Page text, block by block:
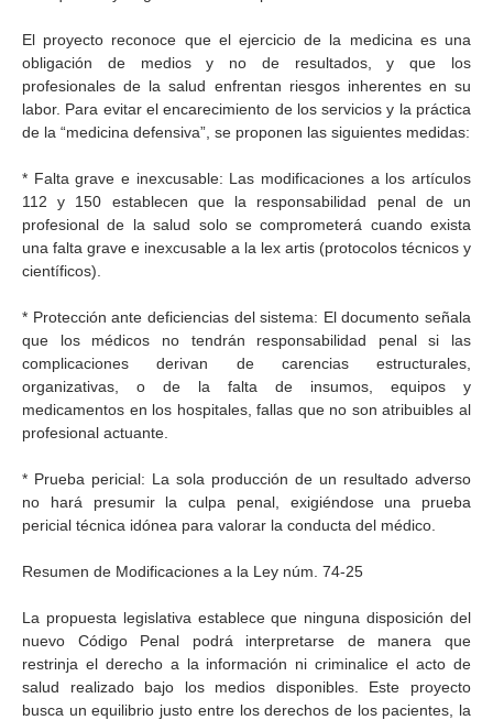
El proyecto reconoce que el ejercicio de la medicina es una
obligación de medios y no de resultados, y que los
profesionales de la salud enfrentan riesgos inherentes en su
labor. Para evitar el encarecimiento de los servicios y la práctica
de la “medicina defensiva”, se proponen las siguientes medidas:
* Falta grave e inexcusable: Las modificaciones a los artículos
112 y 150 establecen que la responsabilidad penal de un
profesional de la salud solo se comprometerá cuando exista
una falta grave e inexcusable a la lex artis (protocolos técnicos y
científicos).
* Protección ante deficiencias del sistema: El documento señala
que los médicos no tendrán responsabilidad penal si las
complicaciones derivan de carencias estructurales,
organizativas, o de la falta de insumos, equipos y
medicamentos en los hospitales, fallas que no son atribuibles al
profesional actuante.
* Prueba pericial: La sola producción de un resultado adverso
no hará presumir la culpa penal, exigiéndose una prueba
pericial técnica idónea para valorar la conducta del médico.
Resumen de Modificaciones a la Ley núm. 74-25
La propuesta legislativa establece que ninguna disposición del
nuevo Código Penal podrá interpretarse de manera que
restrinja el derecho a la información ni criminalice el acto de
salud realizado bajo los medios disponibles. Este proyecto
busca un equilibrio justo entre los derechos de los pacientes, la